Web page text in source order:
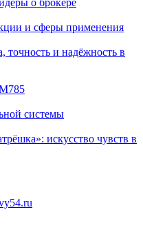
и сферы применения
точность и надёжность в
системы
искусство чувств в